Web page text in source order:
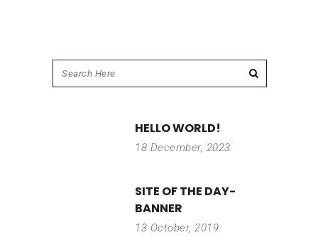
HELLO WORLD!
18 December, 2023
SITE OF THE DAY-
BANNER
13 October, 2019